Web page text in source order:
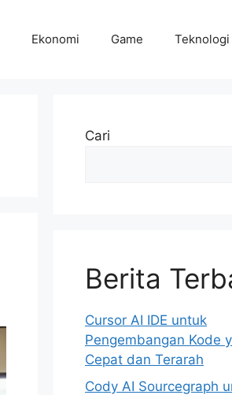
Ekonomi Game Teknologi
Cari
Berita
Cursor AI IDE untuk
Pengembangan Kode
Cepat dan Terarah
Cody AI Sourcegraph